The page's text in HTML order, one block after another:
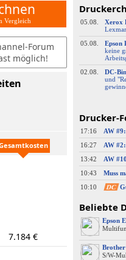
Vergleich
Forum
möglich!
7.184 €
05.08. Xerox
05.08.
Epson
keine
02.08.
DC-
und
Drucker-
17:16
16:27
13:42
10:43
10:10
DC
Beliebte
Epson
S/W-